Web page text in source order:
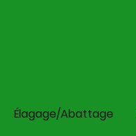
Élagage/Abattage